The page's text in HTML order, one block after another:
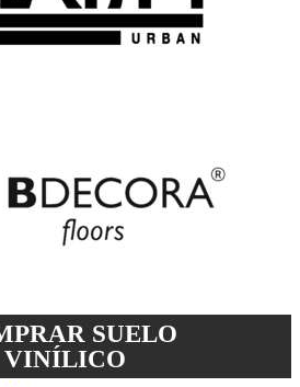
SUELO
VINÍLICO